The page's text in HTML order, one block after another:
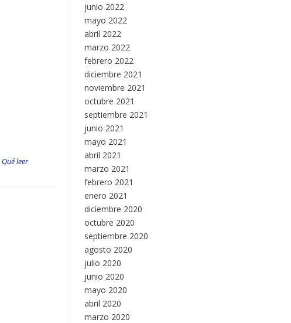
Qué leer
junio 2022
mayo 2022
abril 2022
marzo 2022
febrero 2022
diciembre 2021
noviembre 2021
octubre 2021
septiembre 2021
junio 2021
mayo 2021
abril 2021
marzo 2021
febrero 2021
enero 2021
diciembre 2020
octubre 2020
septiembre 2020
agosto 2020
julio 2020
junio 2020
mayo 2020
abril 2020
marzo 2020